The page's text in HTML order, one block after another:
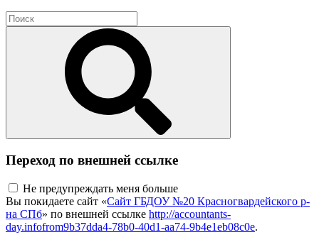
Переход по внешней ссылке
Не предупреждать меня больше
Вы покидаете сайт «Сайт ГБДОУ №20 Красногвардейского р-
на СПб» по внешней ссылке http://accountants-
day.infofrom9b37dda4-78b0-40d1-aa74-9b4e1eb08c0e.